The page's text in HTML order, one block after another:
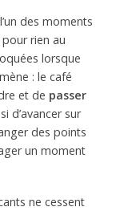
des moments
rien au
lorsque
: le café
et de passer
d’avancer sur
des points
un moment
ne cessent